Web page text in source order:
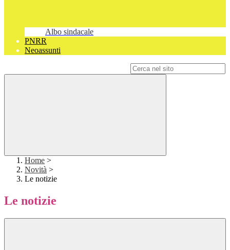
Albo sindacale
PNRR
Neoassunti
Home >
Novità >
Le notizie
Le notizie